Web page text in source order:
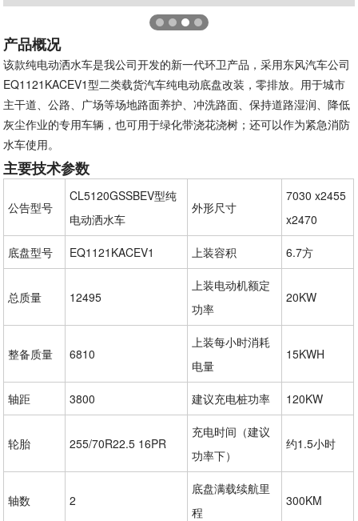
产品概况
该款纯电动洒水车是我公司开发的新一代环卫产品，采用东风汽车公司
EQ1121KACEV1型二类载货汽车纯电动底盘改装，零排放。用于城市
主干道、公路、广场等场地路面养护、冲洗路面、保持道路湿润、降低
灰尘作业的专用车辆，也可用于绿化带浇花浇树；还可以作为紧急消防
水车使用。
主要技术参数
公告型号
CL5120GSSBEV型纯
电动洒水车
外形尺寸
7030 x2455
x2470
底盘型号 EQ1121KACEV1 上装容积 6.7方
总质量 12495
上装电动机额定
功率
20KW
整备质量 6810
上装每小时消耗
电量
15KWH
轴距 3800 建议充电桩功率 120KW
轮胎 255/70R22.5 16PR
充电时间（建议
功率下）
约1.5小时
轴数 2
底盘满载续航里
程
300KM